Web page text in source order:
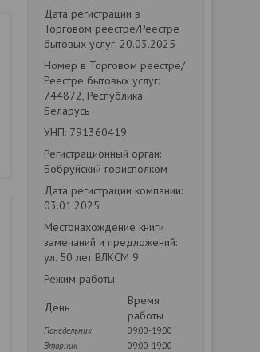
Дата регистрации в
Торговом реестре/Реестре
бытовых услуг: 20.03.2025
Номер в Торговом реестре/
Реестре бытовых услуг:
744872, Республика
Беларусь
УНП: 791360419
Регистрационный орган:
Бобруйский горисполком
Дата регистрации компании:
03.01.2025
Местонахождение книги
замечаний и предложений:
ул. 50 лет ВЛКСМ 9
Режим работы:
День
Время
работы
Понедельник
09:00-19:00
Вторник
09:00-19:00